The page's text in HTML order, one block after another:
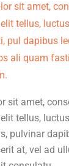
sit amet,
tellus,
pul dapibus
ali quam
sit amet,
tellus,
pulvinar
at, vel ad